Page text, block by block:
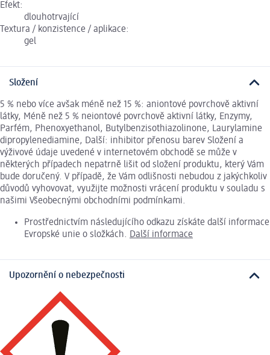
Efekt:
dlouhotrvající
Textura / konzistence / aplikace:
gel
Složení
5 % nebo více avšak méně než 15 %: aniontové povrchově aktivní
látky, Méně než 5 % neiontové povrchově aktivní látky, Enzymy,
Parfém, Phenoxyethanol, Butylbenzisothiazolinone, Laurylamine
dipropylenediamine, Další: inhibitor přenosu barev Složení a
výživové údaje uvedené v internetovém obchodě se může v
některých případech nepatrně lišit od složení produktu, který Vám
bude doručený. V případě, že Vám odlišnosti nebudou z jakýchkoliv
důvodů vyhovovat, využijte možnosti vrácení produktu v souladu s
našimi Všeobecnými obchodními podmínkami.
Prostřednictvím následujícího odkazu získáte další informace
Evropské unie o složkách. Další informace
Upozornění o nebezpečnosti